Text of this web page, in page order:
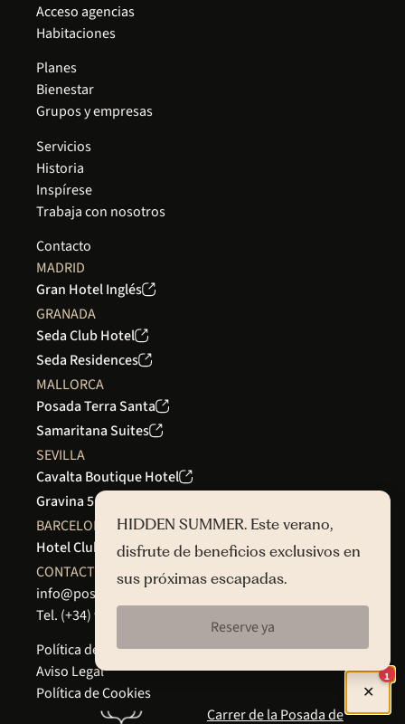
Acceso agencias
Habitaciones
Planes
Bienestar
Grupos y empresas
Servicios
Historia
Inspírese
Trabaja con nosotros
Contacto
MADRID
Gran Hotel Inglés
GRANADA
Seda Club Hotel
Seda Residences
MALLORCA
Posada Terra Santa
Samaritana Suites
SEVILLA
Cavalta Boutique Hotel
Gravina 51
BARCELONA
Hotel Club 29
CONTACTO
info@posadaterrasanta.com
Tel. (+34) 97 121 47 42
Política de Privacidad
Aviso Legal
Política de Cookies
Carrer de la Posada de
✕
1
HIDDEN SUMMER. Este verano,
disfrute de beneficios exclusivos en
sus próximas escapadas.
Reserve ya